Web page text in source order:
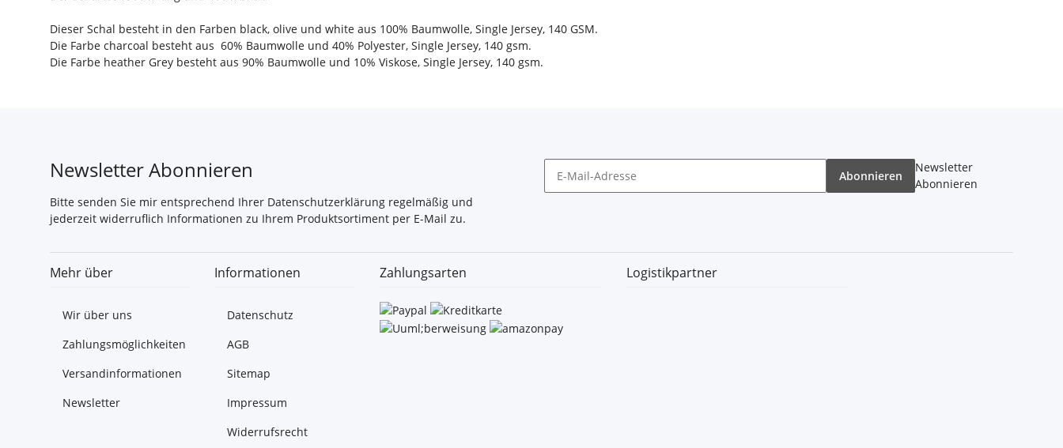
Dieser Schal besteht in den Farben black, olive und white aus 100% Baumwolle, Single Jersey, 140 GSM.
Die Farbe charcoal besteht aus 60% Baumwolle und 40% Polyester, Single Jersey, 140 gsm.
Die Farbe heather Grey besteht aus 90% Baumwolle und 10% Viskose, Single Jersey, 140 gsm.
Newsletter Abonnieren
Bitte senden Sie mir entsprechend Ihrer Datenschutzerklärung regelmäßig und
jederzeit widerruflich Informationen zu Ihrem Produktsortiment per E-Mail zu.
Abonnieren
Newsletter
Abonnieren
Mehr über
Wir über uns
Zahlungsmöglichkeiten
Versandinformationen
Newsletter
Informationen
Datenschutz
AGB
Sitemap
Impressum
Widerrufsrecht
Zahlungsarten Logistikpartner